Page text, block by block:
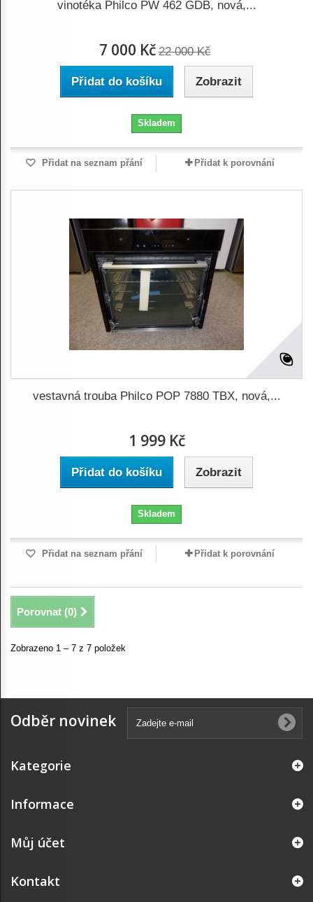
vinotéka Philco PW 462 GDB, nová,...
7 000 Kč 22 000 Kč
Přidat do košíku Zobrazit
Skladem
Přidat na seznam přání Přidat k porovnání
vestavná trouba Philco POP 7880 TBX, nová,...
1 999 Kč
Přidat do košíku Zobrazit
Skladem
Přidat na seznam přání Přidat k porovnání
Porovnat (0)
Zobrazeno 1 – 7 z 7 položek
Odběr novinek
Kategorie
Informace
Můj účet
Kontakt